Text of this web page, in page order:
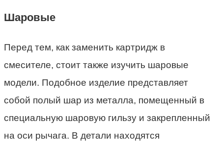
Шаровые
Перед тем, как заменить картридж в
смесителе, стоит также изучить шаровые
модели. Подобное изделие представляет
собой полый шар из металла, помещенный в
специальную шаровую гильзу и закрепленный
на оси рычага. В детали находятся